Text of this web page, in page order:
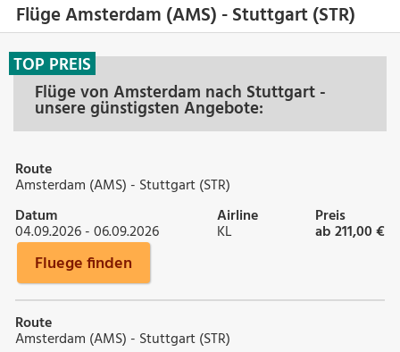
Flüge Amsterdam (AMS) - Stuttgart (STR)
Flüge von Amsterdam nach Stuttgart -
unsere günstigsten Angebote:
TOP PREIS
Route
Amsterdam (AMS) - Stuttgart (STR)
Datum
04.09.2026 - 06.09.2026
Airline
KL
Preis
ab 211,00 €
Fluege finden
Route
Amsterdam (AMS) - Stuttgart (STR)